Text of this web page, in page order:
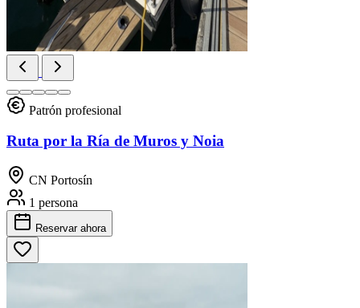
Patrón profesional
Ruta por la Ría de Muros y Noia
CN Portosín
1 persona
Reservar ahora